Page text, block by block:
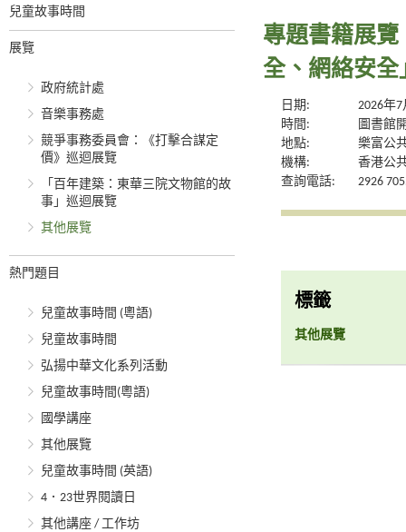
兒童故事時間
展覽
政府統計處
音樂事務處
競爭事務委員會：《打擊合謀定
價》巡迴展覽
「百年建築：東華三院文物館的故
事」巡迴展覽
其他展覽
熱門題目
兒童故事時間 (粵語)
兒童故事時間
弘揚中華文化系列活動
兒童故事時間(粵語)
國學講座
其他展覽
兒童故事時間 (英語)
4．23世界閱讀日
其他講座 / 工作坊
專題書籍展
全、網絡安全
日期:
2026年
時間:
圖書館
地點:
樂富公
機構:
香港公
查詢電話:
2926
標籤
其他展覽